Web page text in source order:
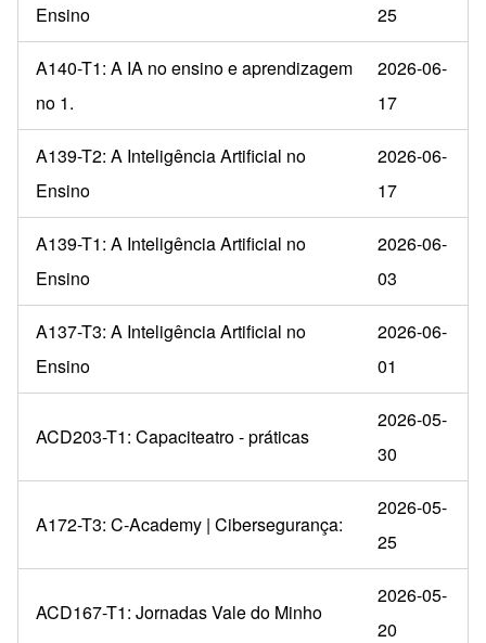
Ensino
25
A140-T1: A IA no ensino e aprendizagem
no 1.
2026-06-
17
A139-T2: A Inteligência Artificial no
Ensino
2026-06-
17
A139-T1: A Inteligência Artificial no
Ensino
2026-06-
03
A137-T3: A Inteligência Artificial no
Ensino
2026-06-
01
ACD203-T1: Capaciteatro - práticas
2026-05-
30
A172-T3: C-Academy | Cibersegurança:
2026-05-
25
ACD167-T1: Jornadas Vale do Minho
2026-05-
20